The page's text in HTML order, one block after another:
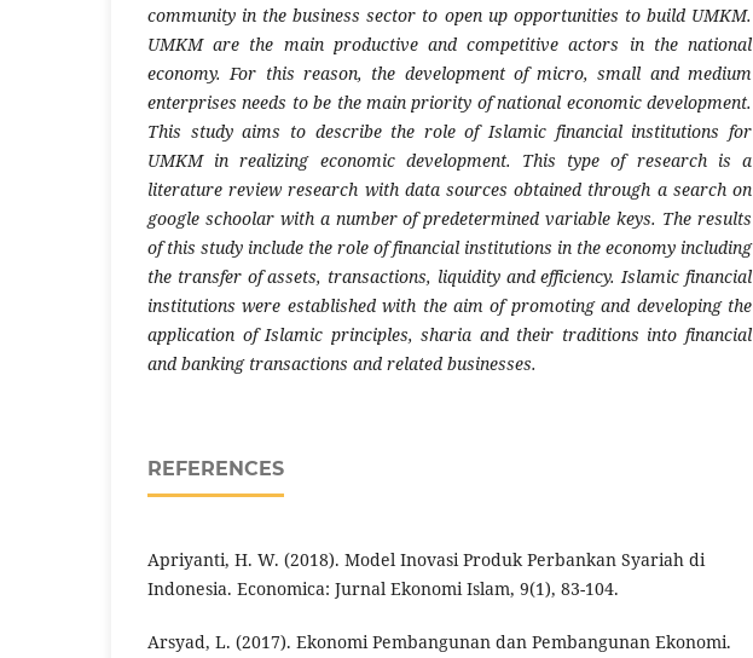
community in the business sector to open up opportunities to build UMKM.
UMKM are the main productive and competitive actors in the national
economy. For this reason, the development of micro, small and medium
enterprises needs to be the main priority of national economic development.
This study aims to describe the role of Islamic financial institutions for
UMKM in realizing economic development. This type of research is a
literature review research with data sources obtained through a search on
google schoolar with a number of predetermined variable keys. The results
of this study include the role of financial institutions in the economy including
the transfer of assets, transactions, liquidity and efficiency. Islamic financial
institutions were established with the aim of promoting and developing the
application of Islamic principles, sharia and their traditions into financial
and banking transactions and related businesses.
REFERENCES
Apriyanti, H. W. (2018). Model Inovasi Produk Perbankan Syariah di
Indonesia. Economica: Jurnal Ekonomi Islam, 9(1), 83-104.
Arsyad, L. (2017). Ekonomi Pembangunan dan Pembangunan Ekonomi.